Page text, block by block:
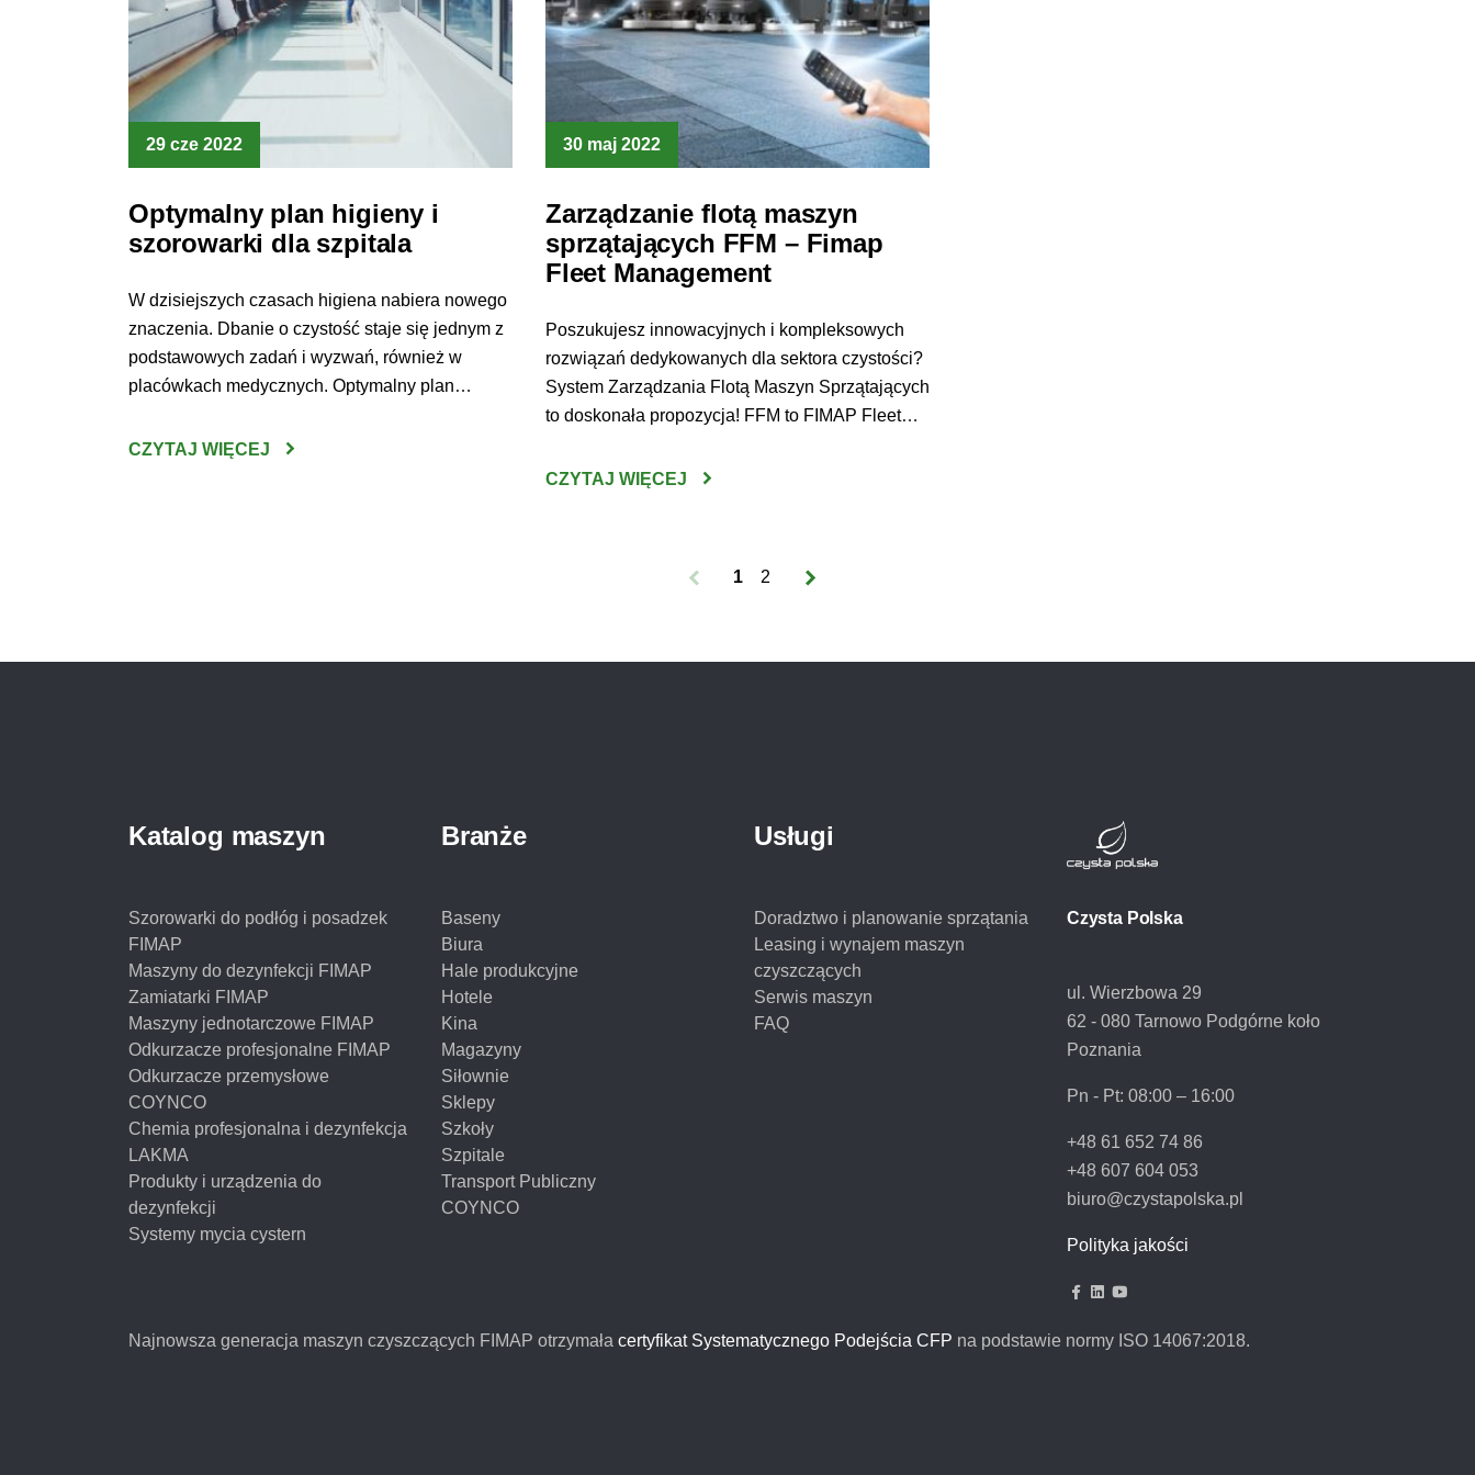
29 cze 2022
Optymalny plan higieny i
szorowarki dla szpitala
W dzisiejszych czasach higiena nabiera nowego
znaczenia. Dbanie o czystość staje się jednym z
podstawowych zadań i wyzwań, również w
placówkach medycznych. Optymalny plan
przygotować przestrzeń bezpieczną dla
CZYTAJ WIĘCEJ
30 maj 2022
Zarządzanie flotą maszyn
sprzątających FFM – Fimap
Fleet Management
Poszukujesz innowacyjnych i kompleksowych
rozwiązań dedykowanych dla sektora czystości?
System Zarządzania Flotą Maszyn Sprzątających
to doskonała propozycja! FFM to FIMAP Fleet
zarządzania flotą maszyn sprzątających. FFM
posiadania i eksploatacji floty. Jako
CZYTAJ WIĘCEJ
1 2
Katalog maszyn
Szorowarki do podłóg i posadzek
FIMAP
Maszyny do dezynfekcji FIMAP
Zamiatarki FIMAP
Maszyny jednotarczowe FIMAP
Odkurzacze profesjonalne FIMAP
Odkurzacze przemysłowe
COYNCO
Chemia profesjonalna i dezynfekcja
LAKMA
Produkty i urządzenia do
dezynfekcji
Systemy mycia cystern
Branże
Baseny
Biura
Hale produkcyjne
Hotele
Kina
Magazyny
Siłownie
Sklepy
Szkoły
Szpitale
Transport Publiczny
COYNCO
Usługi
Doradztwo i planowanie sprzątania
Leasing i wynajem maszyn
czyszczących
Serwis maszyn
FAQ
Czysta Polska
ul. Wierzbowa 29
62 - 080 Tarnowo Podgórne koło
Poznania
Pn - Pt: 08:00 – 16:00
+48 61 652 74 86
+48 607 604 053
biuro@czystapolska.pl
Polityka jakości
Najnowsza generacja maszyn czyszczących FIMAP otrzymała certyfikat Systematycznego Podejścia CFP na podstawie normy ISO 14067:2018.